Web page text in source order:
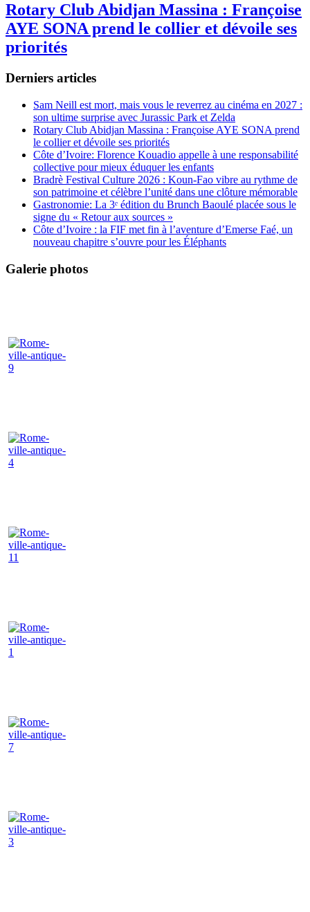
Rotary Club Abidjan Massina : Françoise
AYE SONA prend le collier et dévoile ses
priorités
Derniers articles
Sam Neill est mort, mais vous le reverrez au cinéma en 2027 :
son ultime surprise avec Jurassic Park et Zelda
Rotary Club Abidjan Massina : Françoise AYE SONA prend
le collier et dévoile ses priorités
Côte d’Ivoire: Florence Kouadio appelle à une responsabilité
collective pour mieux éduquer les enfants
Bradrè Festival Culture 2026 : Koun-Fao vibre au rythme de
son patrimoine et célèbre l’unité dans une clôture mémorable
Gastronomie: La 3ᵉ édition du Brunch Baoulé placée sous le
signe du « Retour aux sources »
Côte d’Ivoire : la FIF met fin à l’aventure d’Emerse Faé, un
nouveau chapitre s’ouvre pour les Éléphants
Galerie photos